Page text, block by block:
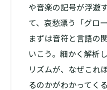
や音楽の記号が浮遊
て、哀愁漂う「グロ
まずは音符と言語の
いこう。細かく解析
リズムが、なぜこれ
るのかがわかってく